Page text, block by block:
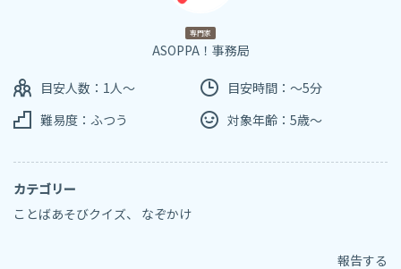
専門家
ASOPPA！事務局
目安人数：1人～
目安時間：～5分
難易度：ふつう
対象年齢：5歳～
カテゴリー
ことばあそびクイズ、 なぞかけ
報告する